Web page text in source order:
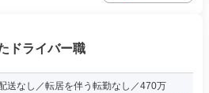
ドライバー職
送なし／転居を伴う転勤なし／470万